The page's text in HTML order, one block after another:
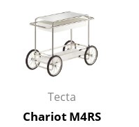
de lit
Tecta
Chariot M4RS